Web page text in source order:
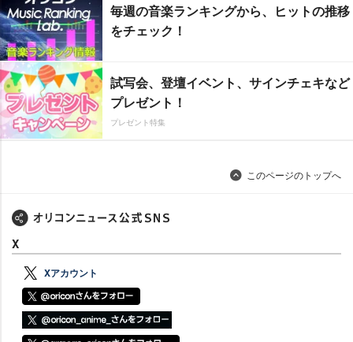
毎週の音楽ランキングから、ヒットの推移
をチェック！
試写会、登壇イベント、サインチェキなど
プレゼント！
プレゼント特集
このページのトップへ
X
Xアカウント